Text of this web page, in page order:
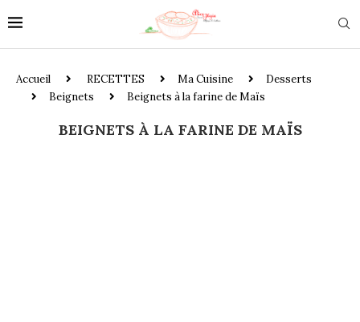
Accueil RECETTES Ma Cuisine
Desserts
Beignets
Beignets à la farine de Maïs
BEIGNETS À LA FARINE DE MAÏS